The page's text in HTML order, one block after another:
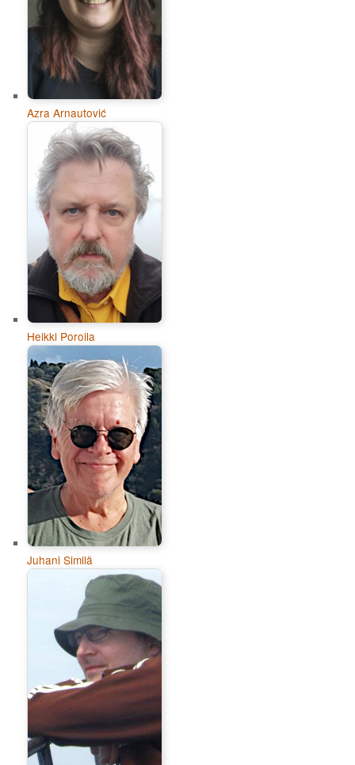
Azra Arnautović
Heikki Poroila
Juhani Similä